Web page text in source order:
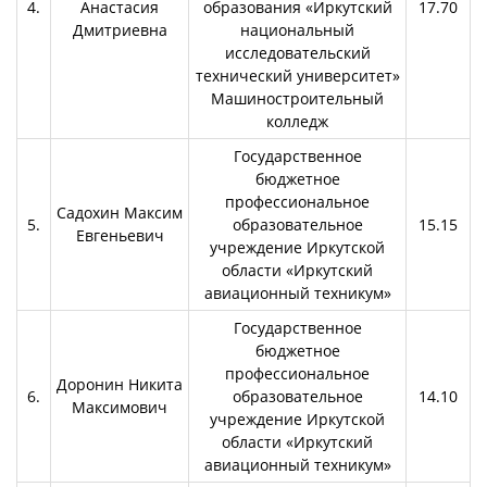
4.
Анастасия
Дмитриевна
образования «Иркутский
национальный
исследовательский
технический университет»
Машиностроительный
колледж
17.70
5.
Садохин Максим
Евгеньевич
Государственное
бюджетное
профессиональное
образовательное
учреждение Иркутской
области «Иркутский
авиационный техникум»
15.15
6.
Доронин Никита
Максимович
Государственное
бюджетное
профессиональное
образовательное
учреждение Иркутской
области «Иркутский
авиационный техникум»
14.10